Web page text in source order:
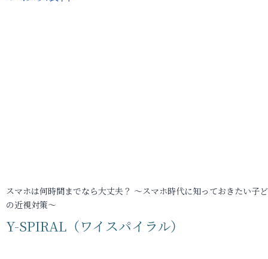
スマホは何時間までなら大丈夫？ ～スマホ時代に知っておきたい子
の近視対策～
Y-SPIRAL（ワイスパイラル）